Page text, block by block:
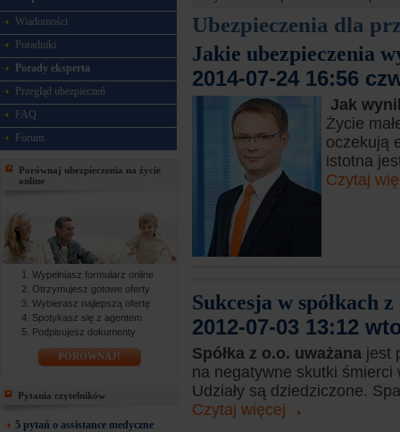
Wiadomości
Poradniki
Porady eksperta
Przegląd ubezpieczeń
FAQ
Forum
Porównaj ubezpieczenia na życie
online
Wypełniasz formularz online
Otrzymujesz gotowe oferty
Wybierasz najlepszą ofertę
Spotykasz się z agentem
Podpisujesz dokumenty
PORÓWNAJ!
Pytania czytelników
5 pytań o assistance medyczne
Ubezpieczenia dla
Jakie ubezpieczenia
2014-07-24 16:56
Jak
Życie
oczekują
istotna
Czytaj
Sukcesja w spółkach z
2012-07-03 13:12
Spółka z o.o. uważana jest
na negatywne skutki
Udziały są dziedziczone.
Czytaj więcej